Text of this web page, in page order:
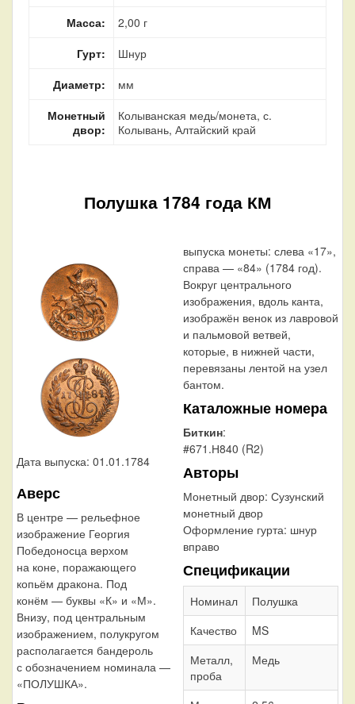
Масса:
2,00 г
Гурт:
Шнур
Диаметр:
мм
Монетный
двор:
Колыванская медь/монета, с.
Колывань, Алтайский край
Полушка 1784 года КМ
Дата выпуска: 01.01.1784
Аверс
В центре — рельефное
изображение Георгия
Победоносца верхом
на коне, поражающего
копьём дракона. Под
конём — буквы «К» и «М».
Внизу, под центральным
изображением, полукругом
располагается бандероль
с обозначением номинала —
«ПОЛУШКА».
выпуска монеты: слева «17»,
справа — «84» (1784 год).
Вокруг центрального
изображения, вдоль канта,
изображён венок из лавровой
и пальмовой ветвей,
которые, в нижней части,
перевязаны лентой на узел
бантом.
Каталожные номера
Биткин:
#671.Н840 (R2)
Авторы
Монетный двор: Сузунский
монетный двор
Оформление гурта: шнур
вправо
Спецификации
Номинал
Полушка
Качество
MS
Металл,
проба
Медь